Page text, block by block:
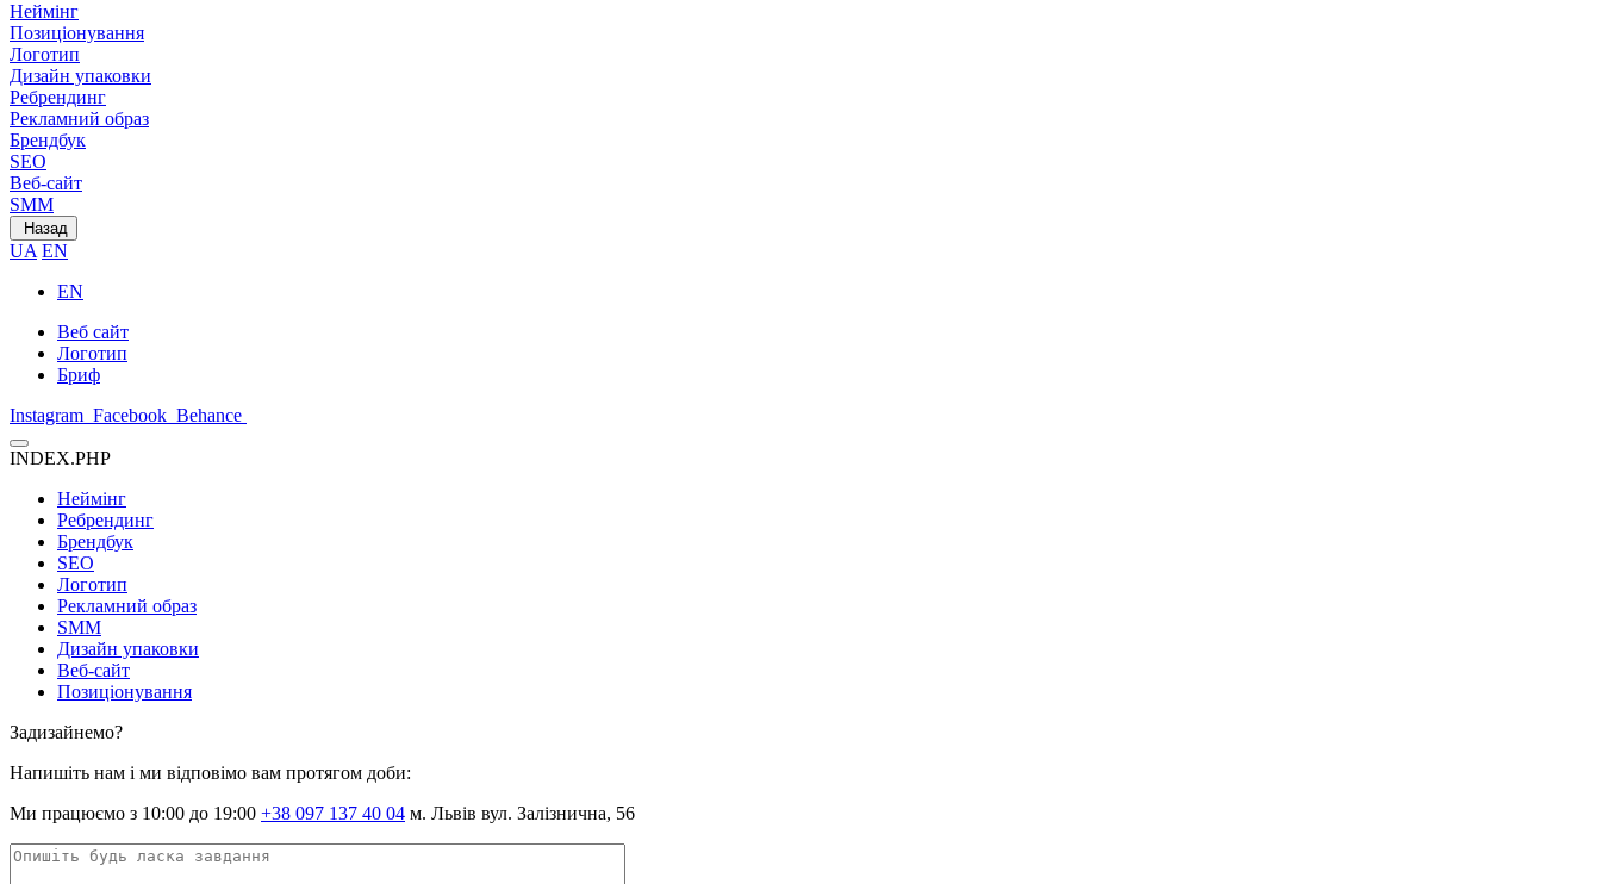
Неймінг
Позиціонування
Логотип
Дизайн упаковки
Ребрендинг
Рекламний образ
Брендбук
SEO
Веб-сайт
SMM
Назад
UA EN
EN
Веб сайт
Логотип
Бриф
Instagram Facebook Behance
INDEX.PHP
Неймінг
Ребрендинг
Брендбук
SEO
Логотип
Рекламний образ
SMM
Дизайн упаковки
Веб-сайт
Позиціонування
Задизайнемо?
Напишіть нам і ми відповімо вам протягом доби:
Ми працюємо з 10:00 до 19:00 +38 097 137 40 04 м. Львів вул. Залізнична, 56